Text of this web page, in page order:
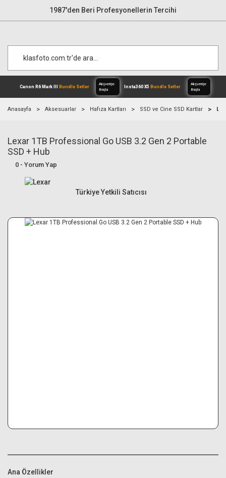
1987'den Beri Profesyonellerin Tercihi
Canon R6 Mark IIIBundle Setler
Alışverişe
Anasayfa Aksesuarlar Hafıza Kartları SSD ve Cine SSD Kartlar
Lexar 1TB Professional Go USB 3.2 Gen 2 Portable
SSD + Hub
0 - Yorum Yap
Türkiye Yetkili Satıcısı
Ana Özellikler